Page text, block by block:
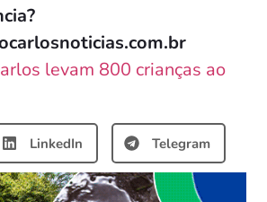
levam 800 crianças ao
LinkedIn Telegram